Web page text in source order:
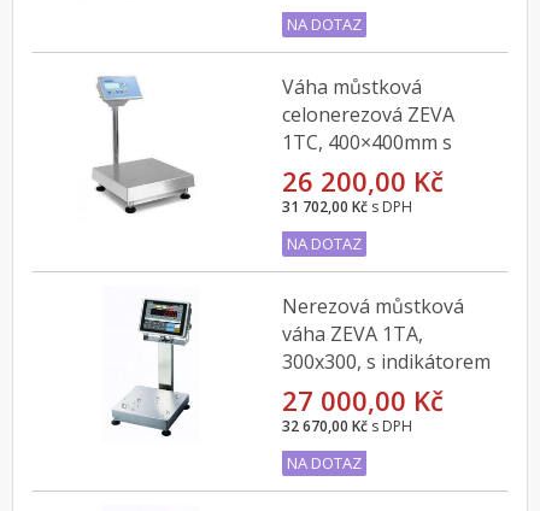
NA DOTAZ
Váha můstková
celonerezová ZEVA
1TC, 400×400mm s
indikátorem DFWLI do
60kg
26 200,00 Kč
31 702,00 Kč s DPH
NA DOTAZ
Nerezová můstková
váha ZEVA 1TA,
300x300, s indikátorem
CAS CI-200SC, 6kg
27 000,00 Kč
32 670,00 Kč s DPH
NA DOTAZ